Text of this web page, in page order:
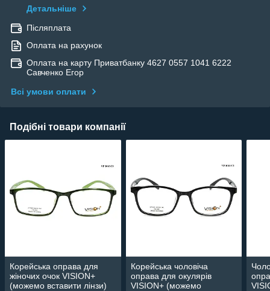
Детальніше
Післяплата
Оплата на рахунок
Оплата на карту Приватбанку 4627 0557 1041 6222
Савченко Егор
Всі умови оплати
Подібні товари компанії
Корейська оправа для
жіночих очок VISION+
(можемо вставити лінзи)
Корейська чоловіча
оправа для окулярів
VISION+ (можемо